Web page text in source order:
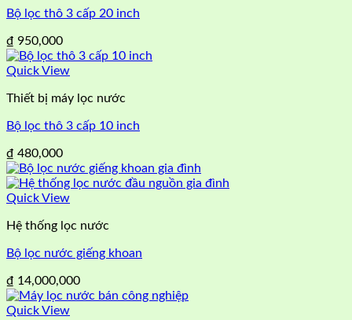
Bộ lọc thô 3 cấp 20 inch
₫ 950,000
Quick View
Thiết bị máy lọc nước
Bộ lọc thô 3 cấp 10 inch
₫ 480,000
Quick View
Hệ thống lọc nước
Bộ lọc nước giếng khoan
₫ 14,000,000
Quick View